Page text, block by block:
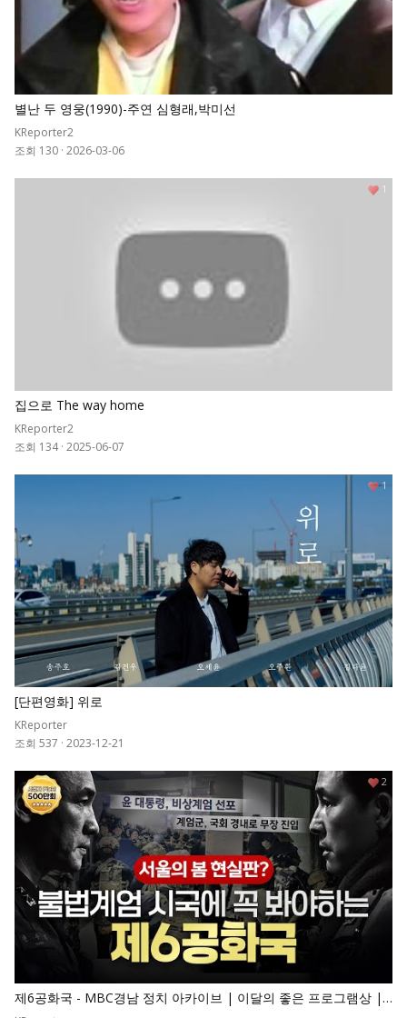
별난 두 영웅(1990)-주연 심형래,박미선
KReporter2
조회 130 · 2026-03-06
집으로 The way home
KReporter2
조회 134 · 2025-06-07
1
[단편영화] 위로
KReporter
조회 537 · 2023-12-21
1
제6공화국 - MBC경남 정치 아카이브 | 이달의 좋은 프로그램상 |
2